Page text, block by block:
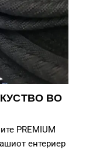
ВО
PREMIUM
ентериер